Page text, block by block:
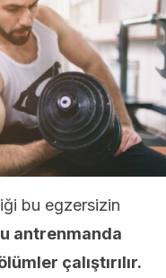
bu egzersizin
antrenmanda
çalıştırılır.